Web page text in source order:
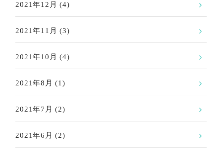
2021年12月 (4)
2021年11月 (3)
2021年10月 (4)
2021年8月 (1)
2021年7月 (2)
2021年6月 (2)